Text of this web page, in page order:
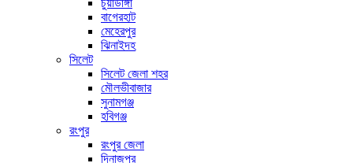
চুয়াডাঙ্গা
বাগেরহাট
মেহেরপুর
ঝিনাইদহ
সিলেট
সিলেট জেলা শহর
মৌলভীবাজার
সুনামগঞ্জ
হবিগঞ্জ
রংপুর
রংপুর জেলা
দিনাজপুর